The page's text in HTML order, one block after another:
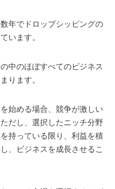
年でドロップシッピングの
います。
中のほぼすべてのビジネス
ります。
始める場合、競争が激しい
だし、選択したニッチ分野
持っている限り、利益を積
、ビジネスを成長させるこ